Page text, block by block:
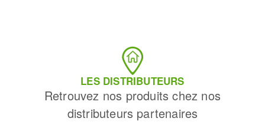
LES DISTRIBUTEURS
Retrouvez nos produits chez nos
distributeurs partenaires